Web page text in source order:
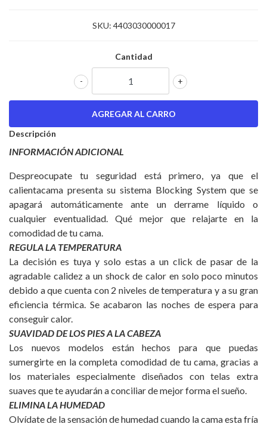
SKU: 4403030000017
Cantidad
+
-
Descripción
INFORMACIÓN ADICIONAL
Despreocupate tu seguridad está primero, ya que el
calientacama presenta su sistema Blocking System que se
apagará automáticamente ante un derrame líquido o
cualquier eventualidad. Qué mejor que relajarte en la
comodidad de tu cama.
REGULA LA TEMPERATURA
La decisión es tuya y solo estas a un click de pasar de la
agradable calidez a un shock de calor en solo poco minutos
debido a que cuenta con 2 niveles de temperatura y a su gran
eficiencia térmica. Se acabaron las noches de espera para
conseguir calor.
SUAVIDAD DE LOS PIES A LA CABEZA
Los nuevos modelos están hechos para que puedas
sumergirte en la completa comodidad de tu cama, gracias a
los materiales especialmente diseñados con telas extra
suaves que te ayudarán a conciliar de mejor forma el sueño.
ELIMINA LA HUMEDAD
Olvídate de la sensación de humedad cuando la cama esta fría